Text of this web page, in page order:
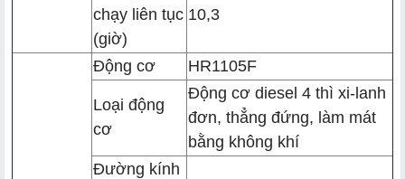
chạy liên tục
(giờ)
10,3
Động cơ HR1105F
Loại động
cơ
Động cơ diesel 4 thì xi-lanh
đơn, thẳng đứng, làm mát
bằng không khí
Đường kính